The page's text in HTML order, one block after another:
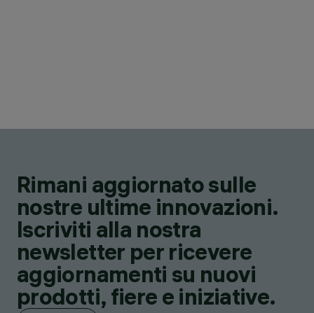
Rimani aggiornato sulle
nostre ultime innovazioni.
Iscriviti alla nostra
newsletter per ricevere
aggiornamenti su nuovi
prodotti, fiere e iniziative.